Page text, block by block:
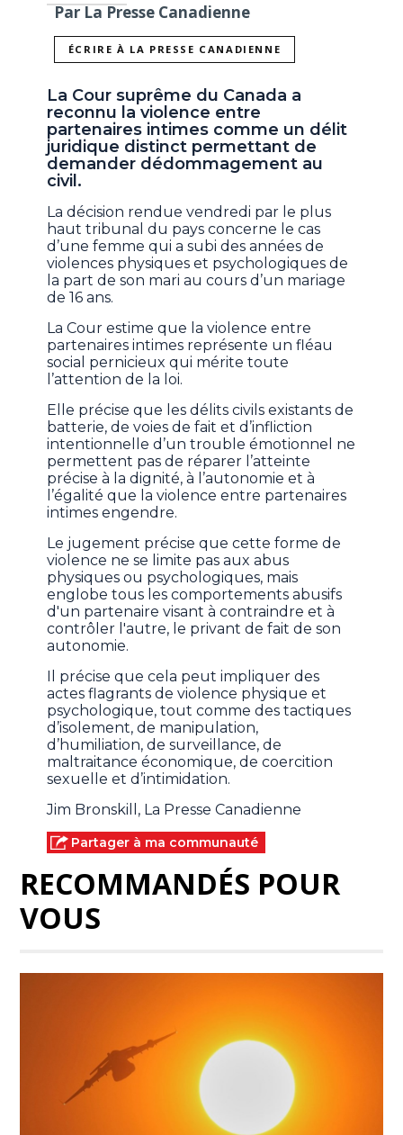
Par La Presse Canadienne
ÉCRIRE À LA PRESSE CANADIENNE
La Cour suprême du Canada a
reconnu la violence entre
partenaires intimes comme un délit
juridique distinct permettant de
demander dédommagement au
civil.
La décision rendue vendredi par le plus
haut tribunal du pays concerne le cas
d’une femme qui a subi des années de
violences physiques et psychologiques de
la part de son mari au cours d’un mariage
de 16 ans.
La Cour estime que la violence entre
partenaires intimes représente un fléau
social pernicieux qui mérite toute
l’attention de la loi.
Elle précise que les délits civils existants de
batterie, de voies de fait et d’infliction
intentionnelle d’un trouble émotionnel ne
permettent pas de réparer l’atteinte
précise à la dignité, à l’autonomie et à
l’égalité que la violence entre partenaires
intimes engendre.
Le jugement précise que cette forme de
violence ne se limite pas aux abus
physiques ou psychologiques, mais
englobe tous les comportements abusifs
d'un partenaire visant à contraindre et à
contrôler l'autre, le privant de fait de son
autonomie.
Il précise que cela peut impliquer des
actes flagrants de violence physique et
psychologique, tout comme des tactiques
d’isolement, de manipulation,
d’humiliation, de surveillance, de
maltraitance économique, de coercition
sexuelle et d’intimidation.
Jim Bronskill, La Presse Canadienne
Partager à ma communauté
RECOMMANDÉS POUR
VOUS